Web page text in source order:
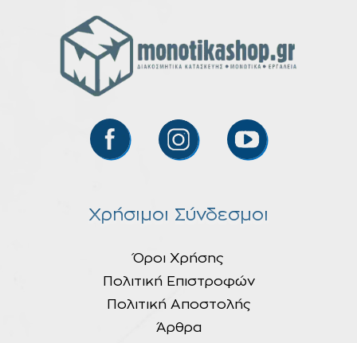
Χρήσιμοι Σύνδεσμοι
Όροι Χρήσης
Πολιτική Επιστροφών
Πολιτική Αποστολής
Άρθρα